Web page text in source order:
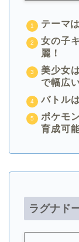
テーマ
女の子
麗！
美少女
で幅広
バトル
ポケモ
育成可
ラグナド